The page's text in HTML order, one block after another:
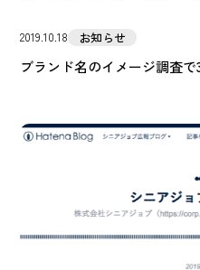
2019.10.18 お知らせ
ブランド名のイメージ調査